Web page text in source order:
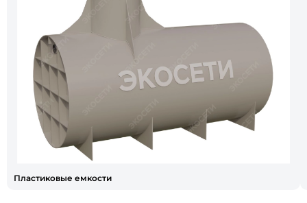
Пластиковые емкости